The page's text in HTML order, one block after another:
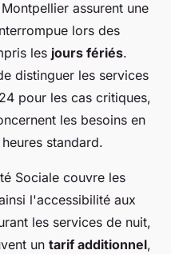
assurent une
lors des
les jours fériés.
distinguer les services
pour les cas critiques,
les besoins en
standard.
Sociale couvre les
l'accessibilité aux
les services de nuit,
un tarif additionnel,